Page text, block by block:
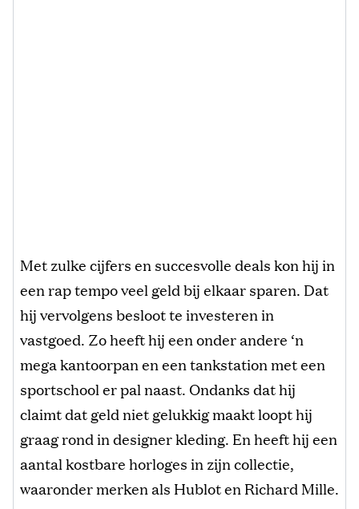
Met zulke cijfers en succesvolle deals kon hij in
een rap tempo veel geld bij elkaar sparen. Dat
hij vervolgens besloot te investeren in
vastgoed. Zo heeft hij een onder andere ‘n
mega kantoorpan en een tankstation met een
sportschool er pal naast. Ondanks dat hij
claimt dat geld niet gelukkig maakt loopt hij
graag rond in designer kleding. En heeft hij een
aantal kostbare horloges in zijn collectie,
waaronder merken als Hublot en Richard Mille.